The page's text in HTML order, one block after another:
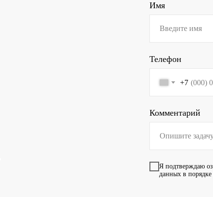
Имя
Телефон
+7
Комментарий
Я подтверждаю
данных в